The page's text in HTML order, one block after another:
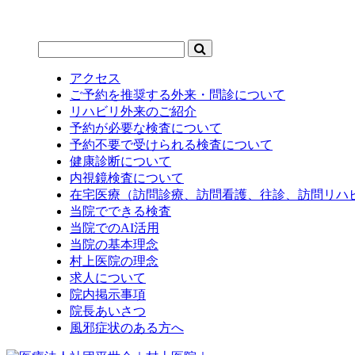
アクセス
ご予約を推奨する外来・問診について
リハビリ外来のご紹介
予約が必要な検査について
予約不要で受けられる検査について
健康診断について
内視鏡検査について
在宅医療（訪問診療、訪問看護、往診、訪問リハ
当院でできる検査
当院でのAI活用
当院の基本理念
村上医院の理念
求人について
院内掲示事項
院長あいさつ
風邪症状のある方へ